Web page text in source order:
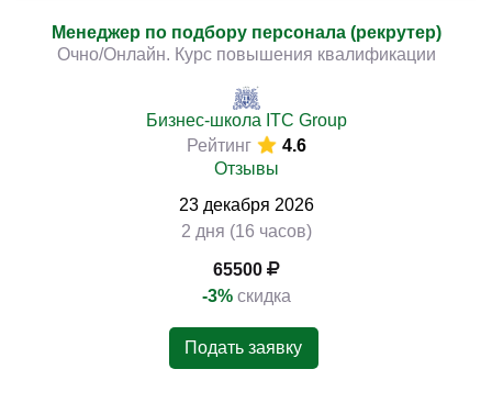
Менеджер по подбору персонала (рекрутер)
Очно/Онлайн. Курс повышения квалификации
Бизнес-школа ITC Group
Рейтинг
4.6
Отзывы
23 декабря 2026
2 дня (16 часов)
65500
-3% скидка
Подать заявку